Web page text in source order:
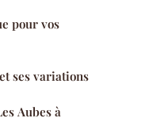
pour vos
ses variations
Aubes à